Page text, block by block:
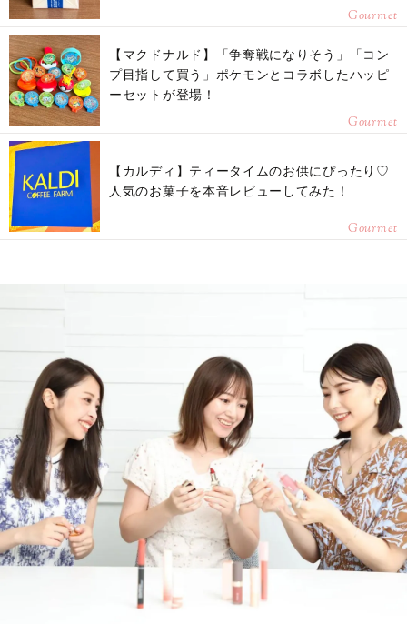
Gourmet
【マクドナルド】「争奪戦になりそう」「コン
プ目指して買う」ポケモンとコラボしたハッピ
ーセットが登場！
Gourmet
【カルディ】ティータイムのお供にぴったり♡
人気のお菓子を本音レビューしてみた！
Gourmet